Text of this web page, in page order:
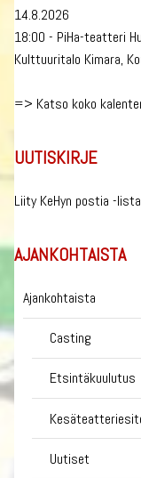
14.8.2026
18:00 - PiHa-teatteri
Kulttuuritalo Kimara,
=> Katso koko
UUTISKIRJE
Liity KeHyn postia -
AJANKOHTAISTA
Ajankohtaista
Casting
Etsintäkuulutus
Uutiset